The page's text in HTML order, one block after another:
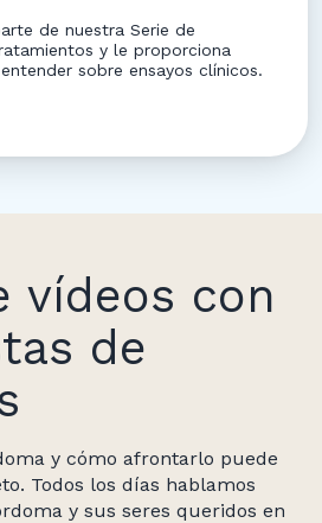
de nuestra Serie de
y le proporciona
sobre ensayos clínicos.
vídeos con
de
y cómo afrontarlo puede
Todos los días hablamos
y sus seres queridos en